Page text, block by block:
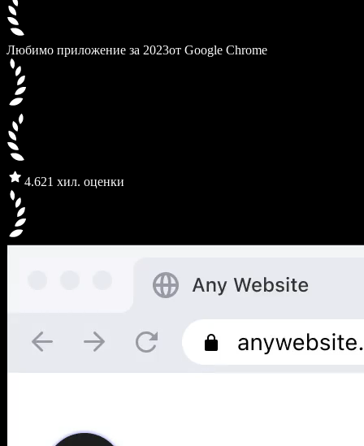
Любимо приложение за 2023от Google Chrome
4.621 хил. оценки